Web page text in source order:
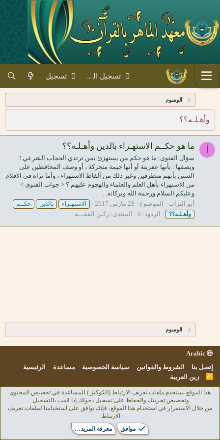
تسجيل الدخول تسجيل
الوسوم
وأهـلـه؟؟
أ ما هو حكــم الاستهـزاء بالدين وأهـلـه؟؟
سؤال الفتوى: ما هو حكم من يستهزئ بمن ترتدي الحجاب الشرعي ؛
ويصفها : بأنها عفريتة أو أنها خيمة متحركة ، أو وصف المحافظين على
السنن بأنهم متطرفين وغير ذلك من ألفاظ الاستهزاء ، وأما نراه في الافلام
من الاستهزاء بأهل العلم والعلماء والهجوم عليهم ؟ < جواب الفتوى >
وعليكم السلام ورحمة الله وبركاته...
أبو التراب
الموضوع 28 مارس 2017 الاستهـزاء بالدين
حكــم
وأهـلـه؟؟
الردود: 0 المنتدى: ركـن الفقـــه
الوسوم
إتصل بنا
الشروط والقوانين سياسة الخصوصية مساعدة الرئيسية
R
زين العربية
هذا الموقع يستخدم ملفات تعريف الارتباط (الكوكيز ) للمساعدة في تخصيص المحتوى
وتخصيص تجربتك والحفاظ على تسجيل دخولك إذا قمت بالتسجيل.
من خلال الاستمرار في استخدام هذا الموقع، فإنك توافق على استخدامنا لملفات تعريف
الارتباط.
موافق
معرفة المزيد…